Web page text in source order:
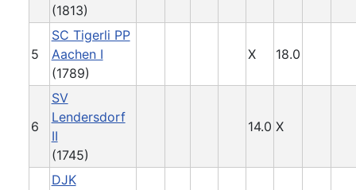
(1813)
5
SC Tigerli PP
Aachen I
(1789)
X 18.0
6
SV
Lendersdorf
II
(1745)
14.0 X
DJK